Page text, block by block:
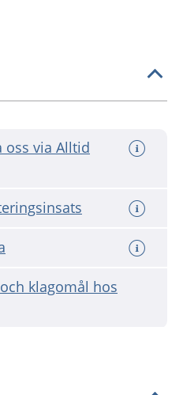
oss via Alltid
klagomål hos